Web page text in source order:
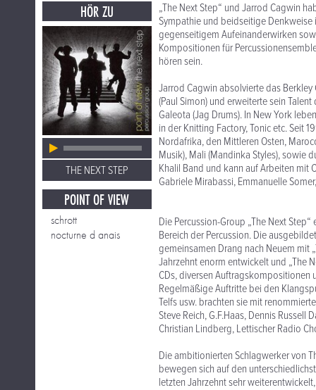
HÖR ZU
THE NEXT STEP
POINT OF VIEW
schrott
nocturne d anais
„The Next Step“ und Jarrod Cagwin
Sympathie und beidseitige
gegenseitigem Aufeinanderwirken
Kompositionen für
hören sein.
Jarrod Cagwin absolvierte das
(Paul Simon) und erweiterte sein
Galeota (Jag Drums). In New York
in der Knitting Factory, Tonic etc. Seit
Nordafrika, den Mittleren Osten,
Musik), Mali (Mandinka Styles), sowie
Khalil Band und kann auf Arbeiten mit
Gabriele Mirabassi, Emmanuelle
Die Percussion-Group „The Next
Bereich der Percussion. Die
gemeinsamen Drang nach Neuem mit
Jahrzehnt enorm entwickelt und „The
CDs, diversen Auftragskompositionen
Regelmäßige Auftritte bei den
Telfs usw. brachten sie mit
Steve Reich, G.F.Haas, Dennis Russell
Christian Lindberg, Lettischer Radio
Die ambitionierten Schlagwerker von
bewegen sich auf den
letzten Jahrzehnt sehr